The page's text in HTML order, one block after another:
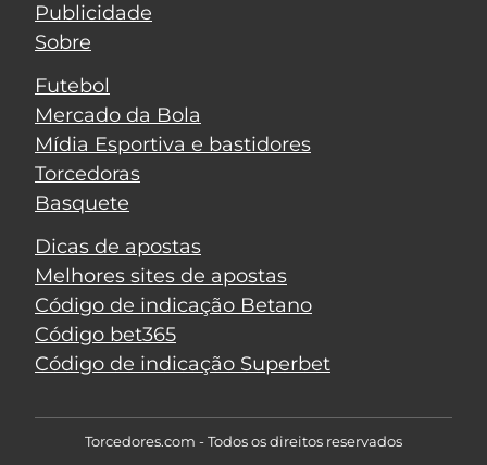
Publicidade
Sobre
Futebol
Mercado da Bola
Mídia Esportiva e bastidores
Torcedoras
Basquete
Dicas de apostas
Melhores sites de apostas
Código de indicação Betano
Código bet365
Código de indicação Superbet
Torcedores.com - Todos os direitos reservados